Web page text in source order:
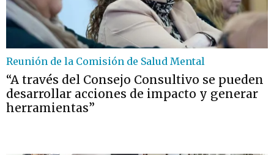
Reunión de la Comisión de Salud Mental
“A través del Consejo Consultivo se pueden
desarrollar acciones de impacto y generar
herramientas”